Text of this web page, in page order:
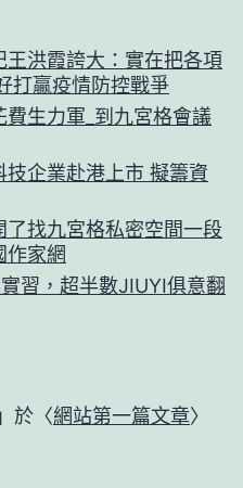
洪霞誇大：實在把各項
打贏疫情防控戰爭
生力軍_到九宮格會議
企業赴港上市 擬籌資
找九宮格私密空間一段
作家網
習，超半數JIUYI俱意翻
」於〈網站第一篇文章〉